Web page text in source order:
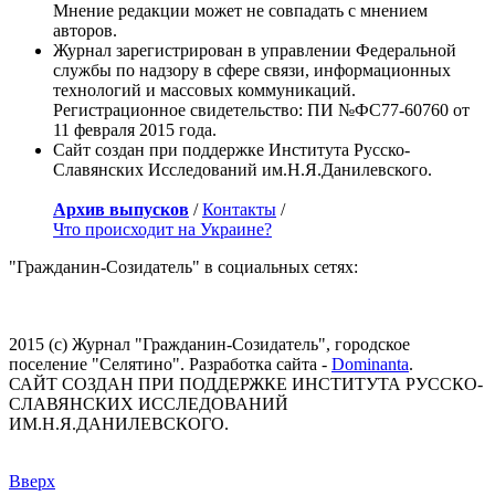
Мнение редакции может не совпадать с мнением
авторов.
Журнал зарегистрирован в управлении Федеральной
службы по надзору в сфере связи, информационных
технологий и массовых коммуникаций.
Регистрационное свидетельство: ПИ №ФС77-60760 от
11 февраля 2015 года.
Сайт создан при поддержке Института Русско-
Славянских Исследований им.Н.Я.Данилевского.
Архив выпусков /Контакты /
Что происходит на Украине?
"Гражданин-Созидатель" в социальных сетях:
2015 (с) Журнал "Гражданин-Созидатель", городское
поселение "Селятино". Разработка сайта - Dominanta.
САЙТ СОЗДАН ПРИ ПОДДЕРЖКЕ ИНСТИТУТА РУССКО-
СЛАВЯНСКИХ ИССЛЕДОВАНИЙ
ИМ.Н.Я.ДАНИЛЕВСКОГО.
Вверх